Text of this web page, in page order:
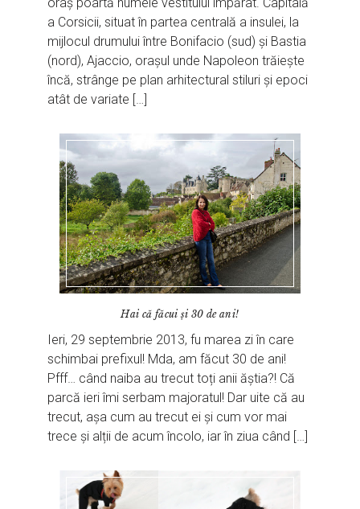
a Corsicii, situat în partea centrală a insulei, la
mijlocul drumului între Bonifacio (sud) și Bastia
(nord), Ajaccio, orașul unde Napoleon trăiește
încă, strânge pe plan arhitectural stiluri și epoci
atât de variate […]
Hai că făcui și 30 de ani!
Ieri, 29 septembrie 2013, fu marea zi în care
schimbai prefixul! Mda, am făcut 30 de ani!
Pfff… când naiba au trecut toți anii ăștia?! Că
parcă ieri îmi serbam majoratul! Dar uite că au
trecut, așa cum au trecut ei și cum vor mai
trece și alții de acum încolo, iar în ziua când […]